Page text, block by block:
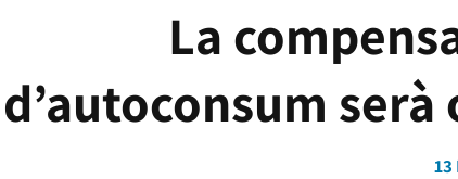
La
d’autoconsum
13